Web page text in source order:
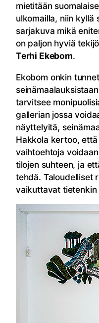
mietitään
ulkomailla, niin kyllä
sarjakuva mikä
on paljon hyviä
Terhi Ekebom.
Ekobom onkin
tarvitsee
gallerian jossa
näyttelyitä,
Hakkola kertoo,
vaihtoehtoja
tilojen suhteen, ja
tehdä. Taloudelliset
vaikuttavat tietenkin